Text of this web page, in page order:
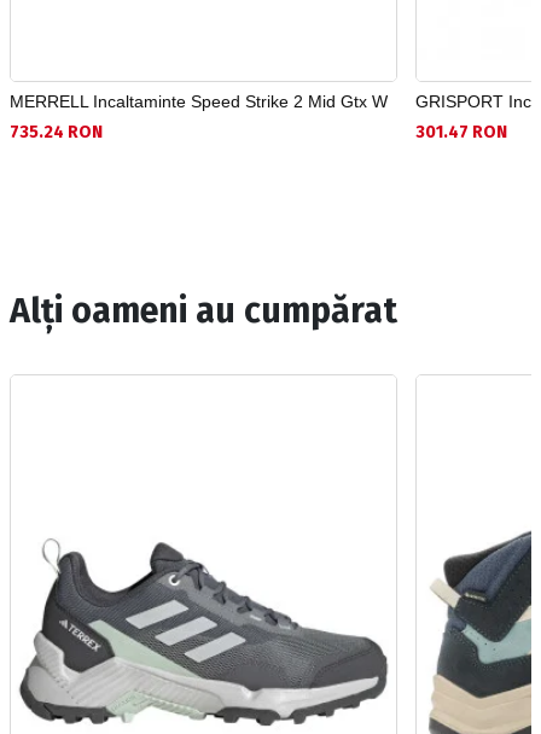
MERRELL Incaltaminte Speed Strike 2 Mid Gtx W
735.24 RON
GRISPORT
301.47 RON
Alți oameni au cumpărat